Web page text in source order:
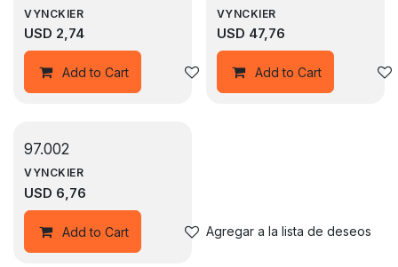
VYNCKIER
USD 2,74
Add to Cart Agregar a la lista de deseos
VYNCKIER
USD 47,76
Add to Cart
97.002
VYNCKIER
USD 6,76
Add to Cart Agregar a la lista de deseos